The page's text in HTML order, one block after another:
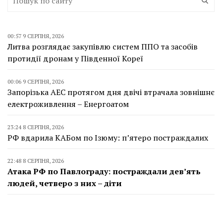
00:57 9 СЕРПНЯ, 2026
Литва розглядає закупівлю систем ППО та засобів
протидії дронам у Південної Кореї
00:06 9 СЕРПНЯ, 2026
Запорізька АЕС протягом дня двічі втрачала зовнішнє
електроживлення – Енергоатом
23:24 8 СЕРПНЯ, 2026
РФ вдарила КАБом по Ізюму: п’ятеро постраждалих
22:48 8 СЕРПНЯ, 2026
Атака РФ по Павлограду: постраждали дев’ять
людей, четверо з них – діти